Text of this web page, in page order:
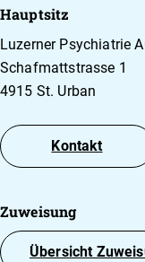
Ambulante
länger dauernde
chronischen
Ein weiterer
Teams ist der
Förderung
(Bewegung und
Hauptsitz
Luzerner Psychiatrie
Schafmattstrasse 1
4915 St. Urban
Kontakt
Zuweisung
Übersicht